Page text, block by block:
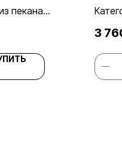
пекана
кКал
3